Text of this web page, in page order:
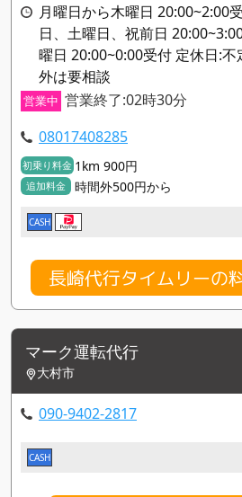
月曜日から木曜日 20:00~2:00
日、土曜日、祝前日
曜日 20:00~0:00受付 定休日:不
外は要相談
営業中 営業終了:02時30分
08017408285
初乗り料金 1km 900円
追加料金 時間外500円から
CASH
長崎代行タイムリーの
マーク運転代行
大村市
090-9402-2817
CASH